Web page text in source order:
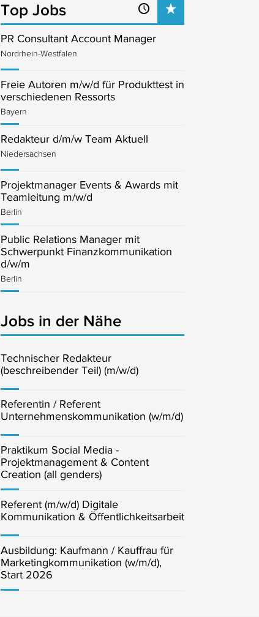
Top Jobs
PR Consultant Account Manager
Nordrhein-Westfalen
Freie Autoren m/w/d für Produkttest in
verschiedenen Ressorts
Bayern
Redakteur d/m/w Team Aktuell
Niedersachsen
Projektmanager Events & Awards mit
Teamleitung m/w/d
Berlin
Public Relations Manager mit
Schwerpunkt Finanzkommunikation
d/w/m
Berlin
Jobs in der Nähe
Technischer Redakteur
(beschreibender Teil) (m/w/d)
Referentin / Referent
Unternehmenskommunikation (w/m/d)
Praktikum Social Media -
Projektmanagement & Content
Creation (all genders)
Referent (m/w/d) Digitale
Kommunikation & Öffentlichkeitsarbeit
Ausbildung: Kaufmann / Kauffrau für
Marketingkommunikation (w/m/d),
Start 2026